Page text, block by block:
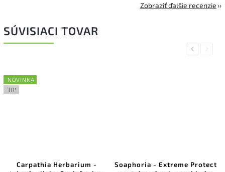
Zobraziť ďalšie recenzie
SÚVISIACI TOVAR
Previous
NOVINKA
TIP
Carpathia Herbarium -
Soaphoria - Extreme Protect
Next